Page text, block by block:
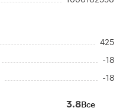
425
-18
-18
3.8Все